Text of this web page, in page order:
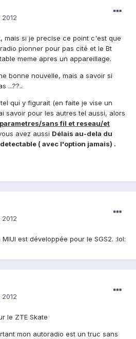
mais si je precise ce point c'est que
pionner pour pas cité et le Bt
meme apres un appareillage.
bonne nouvelle, mais a savoir si
...??..
qui y figurait (en faite je vise un
savoir pour les autres tel aussi, alors
parametres/sans fil et reseau/et
avez aussi Délais au-dela du
( avec l'option jamais) .
est développée pour le SGS2. :lol:
le ZTE Skate
mon autoradio est un truc sans